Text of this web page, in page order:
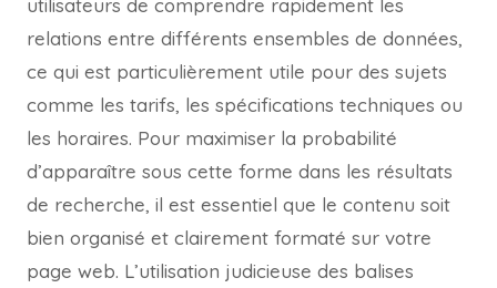
utilisateurs de comprendre rapidement les
relations entre différents ensembles de données,
ce qui est particulièrement utile pour des sujets
comme les tarifs, les spécifications techniques ou
les horaires. Pour maximiser la probabilité
d’apparaître sous cette forme dans les résultats
de recherche, il est essentiel que le contenu soit
bien organisé et clairement formaté sur votre
page web. L’utilisation judicieuse des balises